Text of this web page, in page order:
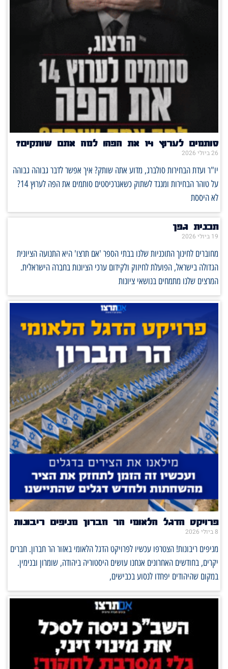
סותמים לערוץ 14 את הפה! למה אתם שותקים?
26 ביולי 2026
יו"ר ועדת הבחירות סולברג, מדוע אתה שותק? איך אפשר לדבר גבוהה גבוהה
על טוהר הבחירות ומנגד לשתוק כשאנרכיסטים סותמים את הפה לערוץ 14?
לא היססת
תכנית גפן
19 ביולי 2026
מחוברים לחינוך התוכניות שלנו בבתי הספר 'אם תרצו' היא התנועה הציונית
הגדולה בישראל, הפועלת לחיזוק ולקידום ערכי הציונות בחברה הישראלית.
המרצים שלנו מתמחים בנושאי ציונות
פרויקט הדגל הלאומי הר חברון מניפים ריבונות
8 ביולי 2026
מניפים ריבונות! הצטרפו עכשיו לפרויקט הדגל הלאומי באזור הר חברון. חברים
יקרים, בחודשים האחרונים אנחנו עושים היסטוריה ביהודה, שומרון ובנימין.
במקום שהיהודים יפחדו לנסוע בכבישים,